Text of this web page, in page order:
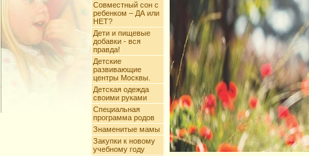
Совместный сон с
ребенком – ДА или
НЕТ?
Дети и пищевые
добавки - вся
правда!
Детские
развивающие
центры Москвы.
Детская одежда
своими руками
Специальная
программа родов
Знаменитые мамы
Закупки к новому
учебному году